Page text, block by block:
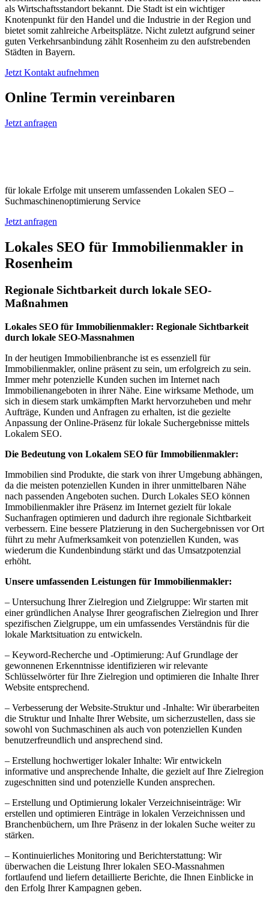
als Wirtschaftsstandort bekannt. Die Stadt ist ein wichtiger
Knotenpunkt für den Handel und die Industrie in der Region und
bietet somit zahlreiche Arbeitsplätze. Nicht zuletzt aufgrund seiner
guten Verkehrsanbindung zählt Rosenheim zu den aufstrebenden
Städten in Bayern.
Jetzt Kontakt aufnehmen
Online Termin vereinbaren
Jetzt anfragen
für lokale Erfolge mit unserem umfassenden Lokalen SEO –
Suchmaschinenoptimierung Service
Jetzt anfragen
Lokales SEO für Immobilienmakler in
Rosenheim
Regionale Sichtbarkeit durch lokale SEO-
Maßnahmen
Lokales SEO für Immobilienmakler: Regionale Sichtbarkeit
durch lokale SEO-Massnahmen
In der heutigen Immobilienbranche ist es essenziell für
Immobilienmakler, online präsent zu sein, um erfolgreich zu sein.
Immer mehr potenzielle Kunden suchen im Internet nach
Immobilienangeboten in ihrer Nähe. Eine wirksame Methode, um
sich in diesem stark umkämpften Markt hervorzuheben und mehr
Aufträge, Kunden und Anfragen zu erhalten, ist die gezielte
Anpassung der Online-Präsenz für lokale Suchergebnisse mittels
Lokalem SEO.
Die Bedeutung von Lokalem SEO für Immobilienmakler:
Immobilien sind Produkte, die stark von ihrer Umgebung abhängen,
da die meisten potenziellen Kunden in ihrer unmittelbaren Nähe
nach passenden Angeboten suchen. Durch Lokales SEO können
Immobilienmakler ihre Präsenz im Internet gezielt für lokale
Suchanfragen optimieren und dadurch ihre regionale Sichtbarkeit
verbessern. Eine bessere Platzierung in den Suchergebnissen vor Ort
führt zu mehr Aufmerksamkeit von potenziellen Kunden, was
wiederum die Kundenbindung stärkt und das Umsatzpotenzial
erhöht.
Unsere umfassenden Leistungen für Immobilienmakler:
– Untersuchung Ihrer Zielregion und Zielgruppe: Wir starten mit
einer gründlichen Analyse Ihrer geografischen Zielregion und Ihrer
spezifischen Zielgruppe, um ein umfassendes Verständnis für die
lokale Marktsituation zu entwickeln.
– Keyword-Recherche und -Optimierung: Auf Grundlage der
gewonnenen Erkenntnisse identifizieren wir relevante
Schlüsselwörter für Ihre Zielregion und optimieren die Inhalte Ihrer
Website entsprechend.
– Verbesserung der Website-Struktur und -Inhalte: Wir überarbeiten
die Struktur und Inhalte Ihrer Website, um sicherzustellen, dass sie
sowohl von Suchmaschinen als auch von potenziellen Kunden
benutzerfreundlich und ansprechend sind.
– Erstellung hochwertiger lokaler Inhalte: Wir entwickeln
informative und ansprechende Inhalte, die gezielt auf Ihre Zielregion
zugeschnitten sind und potenzielle Kunden ansprechen.
– Erstellung und Optimierung lokaler Verzeichniseinträge: Wir
erstellen und optimieren Einträge in lokalen Verzeichnissen und
Branchenbüchern, um Ihre Präsenz in der lokalen Suche weiter zu
stärken.
– Kontinuierliches Monitoring und Berichterstattung: Wir
überwachen die Leistung Ihrer lokalen SEO-Massnahmen
fortlaufend und liefern detaillierte Berichte, die Ihnen Einblicke in
den Erfolg Ihrer Kampagnen geben.